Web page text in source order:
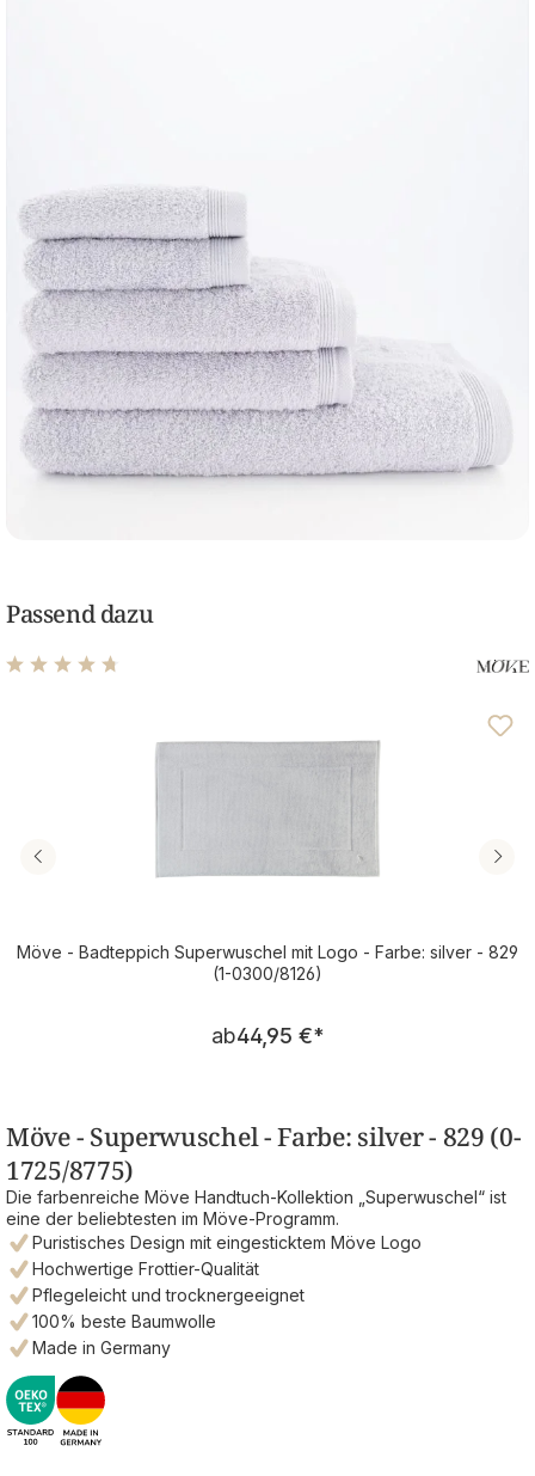
Passend dazu
Möve - Badteppich Superwuschel mit Logo - Farbe: silver - 829
(1-0300/8126)
Regulärer Preis:
ab44,95 €*
Möve - Superwuschel - Farbe: silver - 829 (0-
1725/8775)
Die farbenreiche Möve Handtuch-Kollektion „Superwuschel“ ist
eine der beliebtesten im Möve-Programm.
Puristisches Design mit eingesticktem Möve Logo
Hochwertige Frottier-Qualität
Pflegeleicht und trocknergeeignet
100% beste Baumwolle
Made in Germany